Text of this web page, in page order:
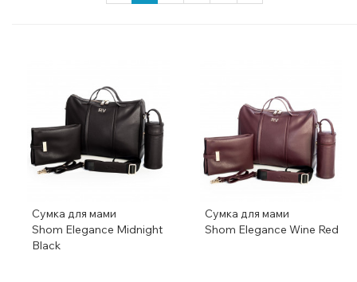
Сумка для мами
Shom Elegance Midnight
Black
Сумка для мами
Shom Elegance Wine Red